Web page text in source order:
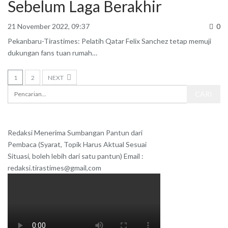
Sebelum Laga Berakhir
21 November 2022, 09:37
0
Pekanbaru-Tirastimes: Pelatih Qatar Felix Sanchez tetap memuji
dukungan fans tuan rumah…
1 2 NEXT
Redaksi Menerima Sumbangan Pantun dari
Pembaca (Syarat, Topik Harus Aktual Sesuai
Situasi, boleh lebih dari satu pantun) Email :
redaksi.tirastimes@gmail,com